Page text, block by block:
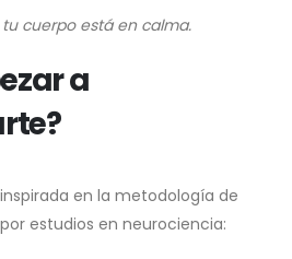
cuerpo está en calma.
a
en la metodología de
estudios en neurociencia: